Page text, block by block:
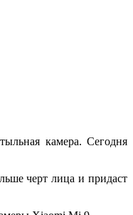
камера. Сегодня
черт лица и придаст